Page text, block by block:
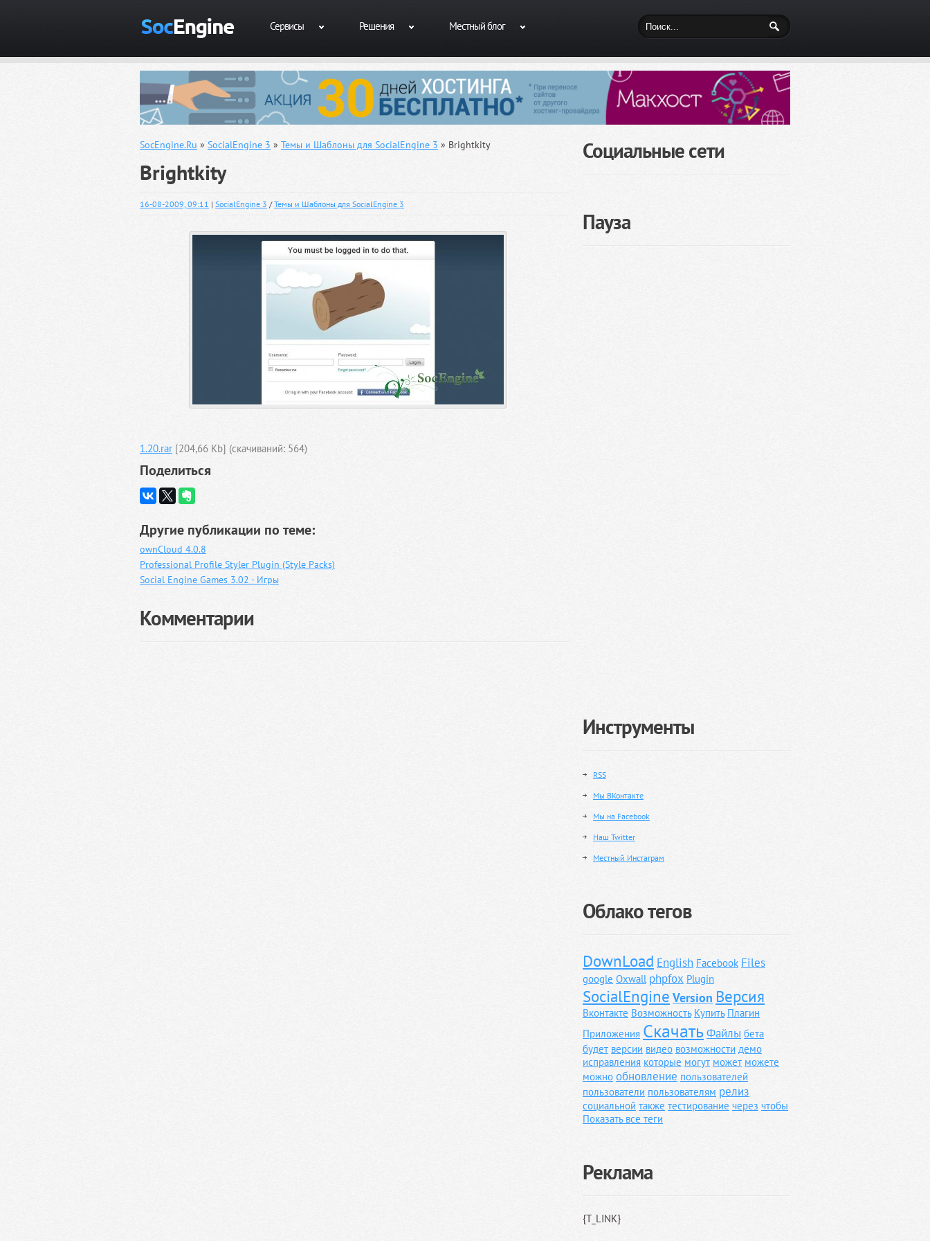
Сервисы Решения Местный блог
SocEngine.Ru » SocialEngine 3 » Темы и Шаблоны для SocialEngine 3 » Brightkity
Brightkity
16-08-2009, 09:11 | SocialEngine 3 /Темы и Шаблоны для SocialEngine 3
1.20.rar [204,66 Kb] (cкачиваний: 564)
Поделиться
Другие публикации по теме:
ownCloud 4.0.8
Professional Profile Styler Plugin (Style Packs)
Social Engine Games 3.02 - Игры
Комментарии
Социальные сети
Пауза
Инструменты
RSS
Мы ВКонтакте
Мы на Facebook
Наш Twitter
Местный Инстаграм
Облако тегов
DownLoad English Facebook Files
google Oxwall phpfox Plugin
SocialEngine Version Версия
Вконтакте Возможность Купить Плагин
Приложения СкачатьФайлы бета
будет версии видео возможности демо
исправления которые могут может можете
можно обновление пользователей
пользователи пользователям релиз
социальной также тестирование через чтобы
Показать все теги
Реклама
{T_LINK}